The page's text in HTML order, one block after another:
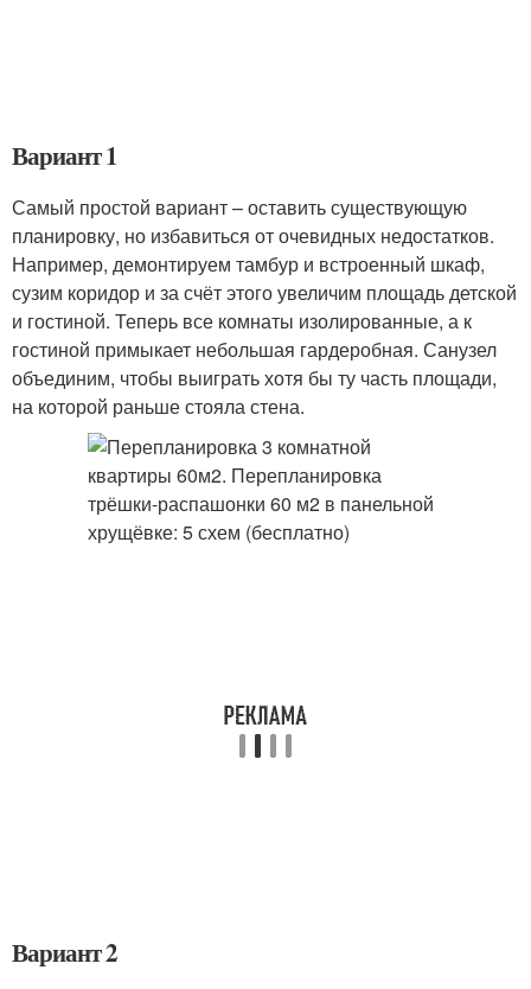
Вариант 1
Самый простой вариант – оставить существующую
планировку, но избавиться от очевидных недостатков.
Например, демонтируем тамбур и встроенный шкаф,
сузим коридор и за счёт этого увеличим площадь детской
и гостиной. Теперь все комнаты изолированные, а к
гостиной примыкает небольшая гардеробная. Санузел
объединим, чтобы выиграть хотя бы ту часть площади,
на которой раньше стояла стена.
Вариант 2